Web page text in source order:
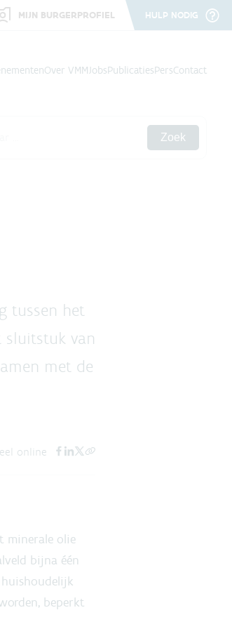
MIJN BURGERPROFIEL HULP NODIG
Over VMMJobsPublicatiesPersContact
Zoek
tussen het
sluitstuk van
met de
online
minerale olie
bijna één
beperkt